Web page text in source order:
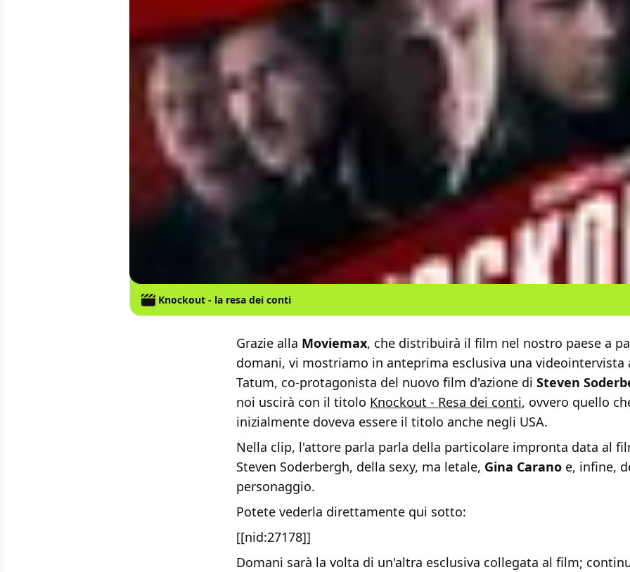
Knockout - la resa dei conti
Grazie alla Moviemax, che distribuirà il film nel nostro paese a
domani, vi mostriamo in anteprima esclusiva una videointervista
Tatum, co-protagonista del nuovo film d'azione di Steven
noi uscirà con il titolo Knockout - Resa dei conti, ovvero quello
inizialmente doveva essere il titolo anche negli USA.
Nella clip, l'attore parla parla della particolare impronta data al
Steven Soderbergh, della sexy, ma letale, Gina Carano e, infine,
personaggio.
Potete vederla direttamente qui sotto:
[[nid:27178]]
Domani sarà la volta di un'altra esclusiva collegata al film;